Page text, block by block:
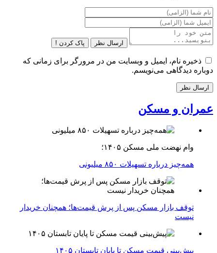
ارسال نظر پاک کردن !
ذخیره نام، ایمیل و وبسایت من در مرورگر برای زمانی که
دوباره دیدگاهی می‌نویسم.
عمران و مسکن
وام نهضت ملی مسکن ۱۴۰۵؛
همه‌چیز درباره تسهیلات ۸۵۰ میلیونی
توقف بازار مسکن پس از پرش قیمت‌ها؛ همچنان خریدار
نیست
پیش‌بینی قیمت مسکن تا پایان تابستان ۱۴۰۵